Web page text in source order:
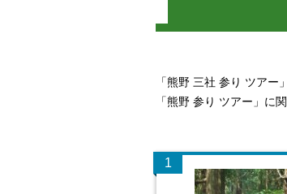
「熊野 三社 参り ツアー
「熊野 参り ツアー」に
1